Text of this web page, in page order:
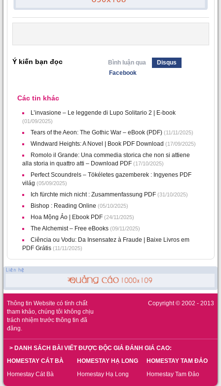
Ý kiến bạn đọc Bình luận qua
Disqus
Facebook
Các tin khác
L’invasione – Le leggende di Lupo Solitario 2 | E-book
(01/09/2025)
Tears of the Aeon: The Gothic War – eBook (PDF) (11/11/2025)
Windward Heights: A Novel | Book PDF Download (17/09/2025)
Romolo il Grande: Una commedia storica che non si attiene
alla storia in quattro atti – Download PDF (17/10/2025)
Perfect Scoundrels – Tökéletes gazemberek : Ingyenes PDF
világ (05/09/2025)
Ich fürchte mich nicht : Zusammenfassung PDF (31/10/2025)
Bishop : Reading Online (05/10/2025)
Hoa Mộng Ảo | Ebook PDF (24/11/2025)
The Alchemist – Free eBooks (09/11/2025)
Ciência ou Vodu: Da Insensatez à Fraude | Baixe Livros em
PDF Grátis (11/11/2025)
Thông tin Website có tính chất
tham khảo, chúng tôi không chịu
trách nhiệm trước thông tin đã
đăng.
Copyright © 2002 - 2013
> DANH SÁCH BÀI VIẾT ĐƯỢC ĐỘC GIẢ ĐÁNH GIÁ CAO:
HOMESTAY CÁT BÀ
Homestay Cát Bà
HOMESTAY HẠ LONG
Homestay Hạ Long
HOMESTAY TAM ĐẢO
Homestay Tam Đảo